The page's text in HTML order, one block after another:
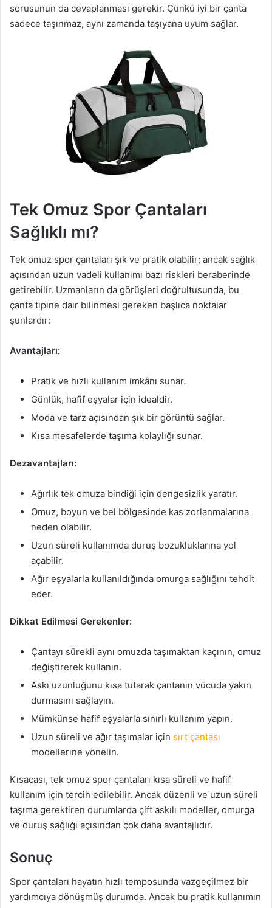
sorusunun da cevaplanması gerekir. Çünkü iyi bir çanta
sadece taşınmaz, aynı zamanda taşıyana uyum sağlar.
Tek Omuz Spor Çantaları
Sağlıklı mı?
Tek omuz spor çantaları şık ve pratik olabilir; ancak sağlık
açısından uzun vadeli kullanımı bazı riskleri beraberinde
getirebilir. Uzmanların da görüşleri doğrultusunda, bu
çanta tipine dair bilinmesi gereken başlıca noktalar
şunlardır:
Avantajları:
Pratik ve hızlı kullanım imkânı sunar.
Günlük, hafif eşyalar için idealdir.
Moda ve tarz açısından şık bir görüntü sağlar.
Kısa mesafelerde taşıma kolaylığı sunar.
Dezavantajları:
Ağırlık tek omuza bindiği için dengesizlik yaratır.
Omuz, boyun ve bel bölgesinde kas zorlanmalarına
neden olabilir.
Uzun süreli kullanımda duruş bozukluklarına yol
açabilir.
Ağır eşyalarla kullanıldığında omurga sağlığını tehdit
eder.
Dikkat Edilmesi Gerekenler:
Çantayı sürekli aynı omuzda taşımaktan kaçının, omuz
değiştirerek kullanın.
Askı uzunluğunu kısa tutarak çantanın vücuda yakın
durmasını sağlayın.
Mümkünse hafif eşyalarla sınırlı kullanım yapın.
Uzun süreli ve ağır taşımalar için sırt çantası
modellerine yönelin.
Kısacası, tek omuz spor çantaları kısa süreli ve hafif
kullanım için tercih edilebilir. Ancak düzenli ve uzun süreli
taşıma gerektiren durumlarda çift askılı modeller, omurga
ve duruş sağlığı açısından çok daha avantajlıdır.
Sonuç
Spor çantaları hayatın hızlı temposunda vazgeçilmez bir
yardımcıya dönüşmüş durumda. Ancak bu pratik kullanımın